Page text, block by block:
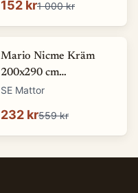
152 kr1 000 kr
- 59
Mario Nicme Kräm
200x290 cm
Wiltonmatta
SE Mattor
232 kr559 kr